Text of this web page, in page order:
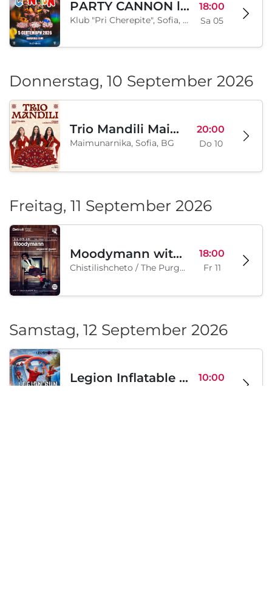
PARTY CANNON live in Sofia
Klub "Pri Cherepite", Sofia, BG
18:00
Sa 05
Donnerstag, 10 September 2026
Trio Mandili Maimunarnika- Sofia
Maimunarnika, Sofia, BG
20:00
Do 10
Freitag, 11 September 2026
Moodymann with special guests
Chistilishcheto / The Purgatory, Sofia, BG
18:00
Fr 11
Samstag, 12 September 2026
Legion Inflatable Family Run - Sofia 10:00